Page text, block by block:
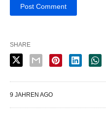
SHARE
9 JAHREN AGO